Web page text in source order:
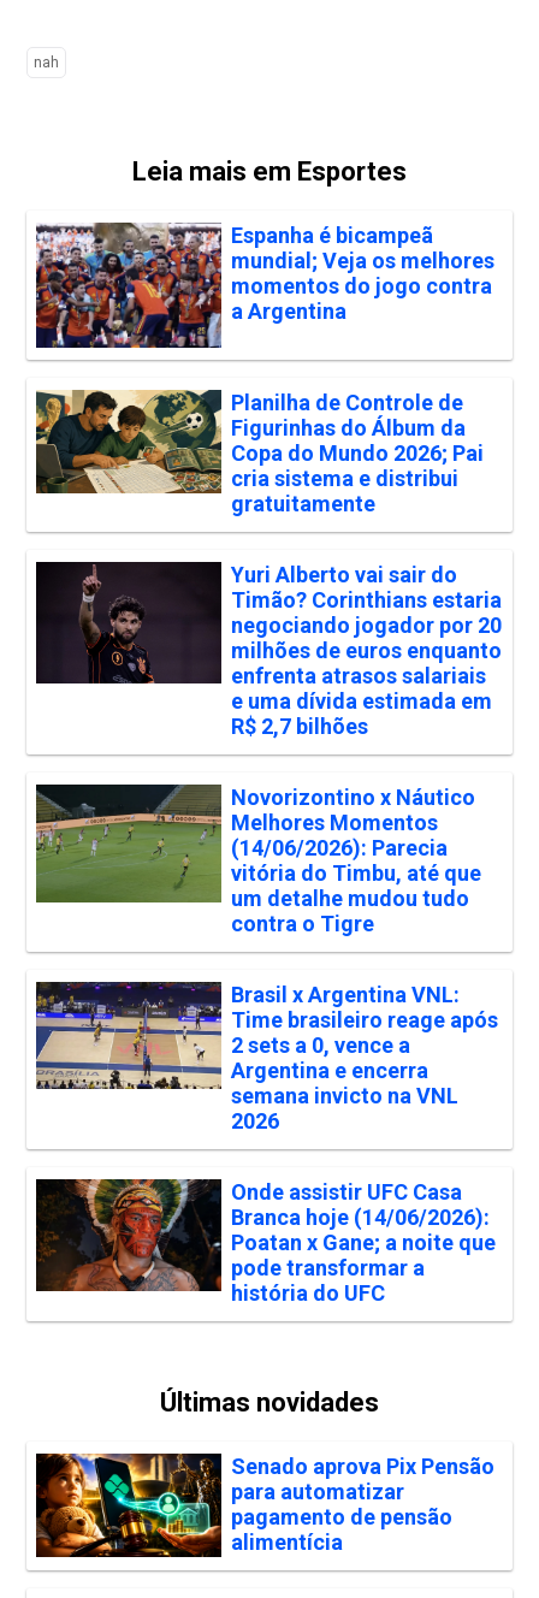
nah
Leia mais em Esportes
Espanha é bicampeã
mundial; Veja os melhores
momentos do jogo contra
a Argentina
Planilha de Controle de
Figurinhas do Álbum da
Copa do Mundo 2026; Pai
cria sistema e distribui
gratuitamente
Yuri Alberto vai sair do
Timão? Corinthians estaria
negociando jogador por 20
milhões de euros enquanto
enfrenta atrasos salariais
e uma dívida estimada em
R$ 2,7 bilhões
Novorizontino x Náutico
Melhores Momentos
(14/06/2026): Parecia
vitória do Timbu, até que
um detalhe mudou tudo
contra o Tigre
Brasil x Argentina VNL:
Time brasileiro reage após
2 sets a 0, vence a
Argentina e encerra
semana invicto na VNL
2026
Onde assistir UFC Casa
Branca hoje (14/06/2026):
Poatan x Gane; a noite que
pode transformar a
história do UFC
Últimas novidades
Senado aprova Pix Pensão
para automatizar
pagamento de pensão
alimentícia